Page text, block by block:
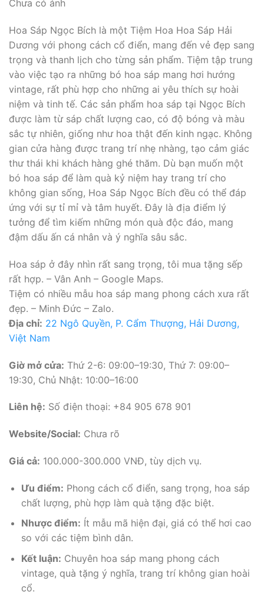
Chưa có ảnh
Hoa Sáp Ngọc Bích là một Tiệm Hoa Hoa Sáp Hải
Dương với phong cách cổ điển, mang đến vẻ đẹp sang
trọng và thanh lịch cho từng sản phẩm. Tiệm tập trung
vào việc tạo ra những bó hoa sáp mang hơi hướng
vintage, rất phù hợp cho những ai yêu thích sự hoài
niệm và tinh tế. Các sản phẩm hoa sáp tại Ngọc Bích
được làm từ sáp chất lượng cao, có độ bóng và màu
sắc tự nhiên, giống như hoa thật đến kinh ngạc. Không
gian cửa hàng được trang trí nhẹ nhàng, tạo cảm giác
thư thái khi khách hàng ghé thăm. Dù bạn muốn một
bó hoa sáp để làm quà kỷ niệm hay trang trí cho
không gian sống, Hoa Sáp Ngọc Bích đều có thể đáp
ứng với sự tỉ mỉ và tâm huyết. Đây là địa điểm lý
tưởng để tìm kiếm những món quà độc đáo, mang
đậm dấu ấn cá nhân và ý nghĩa sâu sắc.
Hoa sáp ở đây nhìn rất sang trọng, tôi mua tặng sếp
rất hợp. – Vân Anh – Google Maps.
Tiệm có nhiều mẫu hoa sáp mang phong cách xưa rất
đẹp. – Minh Đức – Zalo.
Địa chỉ: 22 Ngô Quyền, P. Cẩm Thượng, Hải Dương,
Việt Nam
Giờ mở cửa: Thứ 2-6: 09:00–19:30, Thứ 7: 09:00–
19:30, Chủ Nhật: 10:00–16:00
Liên hệ: Số điện thoại: +84 905 678 901
Website/Social: Chưa rõ
Giá cả: 100.000-300.000 VNĐ, tùy dịch vụ.
Ưu điểm: Phong cách cổ điển, sang trọng, hoa sáp
chất lượng, phù hợp làm quà tặng đặc biệt.
Nhược điểm: Ít mẫu mã hiện đại, giá có thể hơi cao
so với các tiệm bình dân.
Kết luận: Chuyên hoa sáp mang phong cách
vintage, quà tặng ý nghĩa, trang trí không gian hoài
cổ.